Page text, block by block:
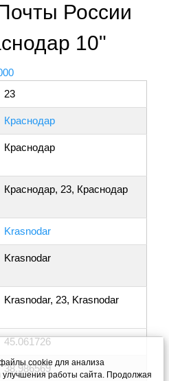
России
10"
23
Краснодар
Краснодар
Краснодар, 23, Краснодар
Krasnodar
Krasnodar
Krasnodar, 23, Krasnodar
45.061726
38.986569
cookie для анализа
работы сайта. Продолжая